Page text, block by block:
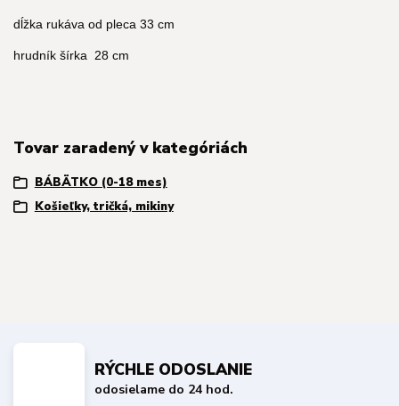
dĺžka rukáva od pleca 33 cm
hrudník šírka 28 cm
Tovar zaradený v kategóriách
BÁBÄTKO (0-18 mes)
Košieľky, tričká, mikiny
RÝCHLE ODOSLANIE
odosielame do 24 hod.